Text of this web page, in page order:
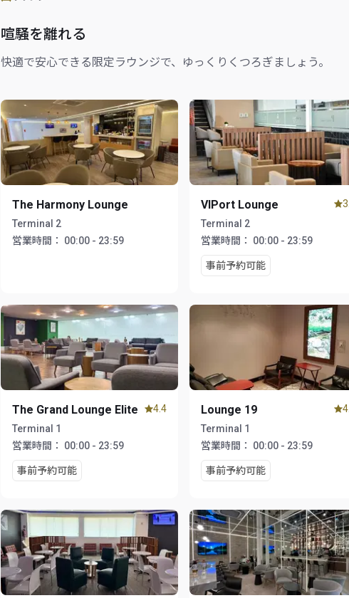
喧騒を離れる
快適で安心できる限定ラウンジで、ゆっくりくつろぎましょう。
The Harmony Lounge
Terminal 2
営業時間：
00:00 - 23:59
VIPort Lounge
Terminal 2
営業時間：
00:00 - 23:59
事前予約可能
The Grand Lounge Elite
Terminal 1
営業時間：
00:00 - 23:59
事前予約可能
4.4 Lounge 19
Terminal 1
営業時間：
00:00 - 23:59
事前予約可能